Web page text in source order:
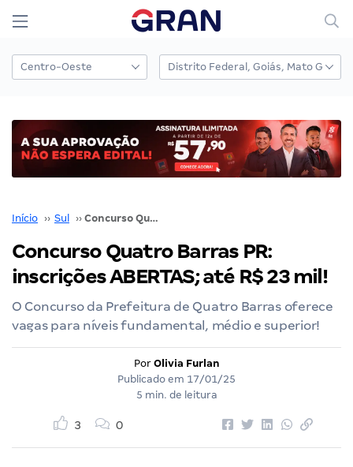
Início ›› Sul ›› Concurso Quatro Barras PR: inscrições ABERTAS; até R$ 23 mil!
Concurso Quatro Barras PR:
inscrições ABERTAS; até R$ 23 mil!
O Concurso da Prefeitura de Quatro Barras oferece
vagas para níveis fundamental, médio e superior!
Por Olivia Furlan
Publicado em 17/01/25
5 min. de leitura
3 0